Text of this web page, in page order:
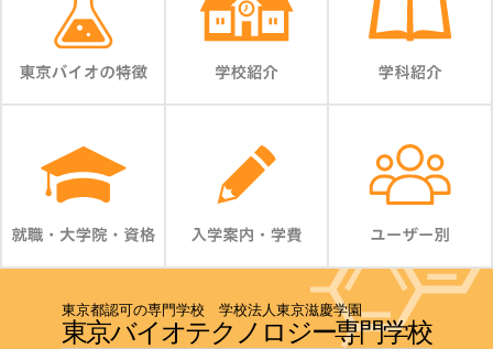
東京都認可の専門学校 学校法人東京滋慶学園
東京バイオテクノロジー専門学校